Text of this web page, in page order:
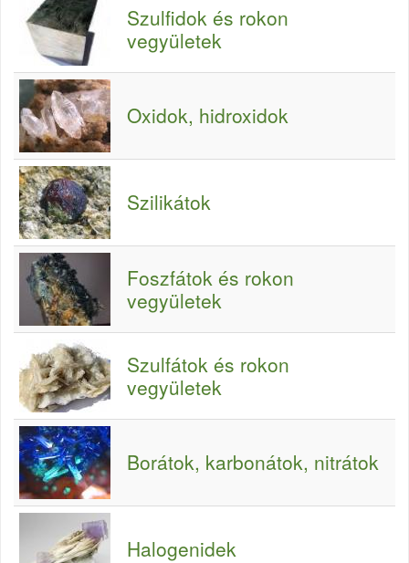
Szulfidok és rokon
vegyületek
Oxidok, hidroxidok
Szilikátok
Foszfátok és rokon
vegyületek
Szulfátok és rokon
vegyületek
Borátok, karbonátok, nitrátok
Halogenidek